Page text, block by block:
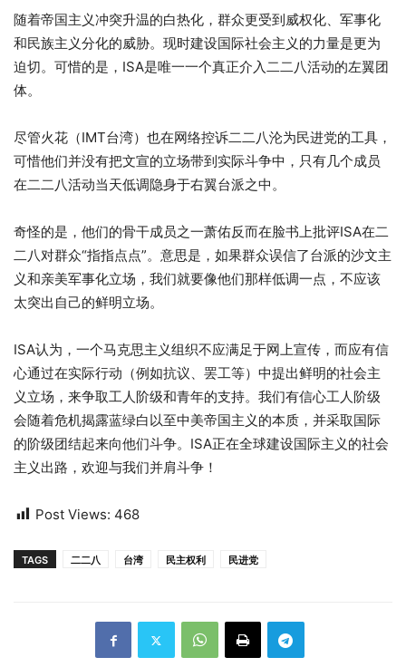
随着帝国主义冲突升温的白热化，群众更受到威权化、军事化
和民族主义分化的威胁。现时建设国际社会主义的力量是更为
迫切。可惜的是，ISA是唯一一个真正介入二二八活动的左翼团
体。
尽管火花（IMT台湾）也在网络控诉二二八沦为民进党的工具，
可惜他们并没有把文宣的立场带到实际斗争中，只有几个成员
在二二八活动当天低调隐身于右翼台派之中。
奇怪的是，他们的骨干成员之一萧佑反而在脸书上批评ISA在二
二八对群众“指指点点”。意思是，如果群众误信了台派的沙文主
义和亲美军事化立场，我们就要像他们那样低调一点，不应该
太突出自己的鲜明立场。
ISA认为，一个马克思主义组织不应满足于网上宣传，而应有信
心通过在实际行动（例如抗议、罢工等）中提出鲜明的社会主
义立场，来争取工人阶级和青年的支持。我们有信心工人阶级
会随着危机揭露蓝绿白以至中美帝国主义的本质，并采取国际
的阶级团结起来向他们斗争。ISA正在全球建设国际主义的社会
主义出路，欢迎与我们并肩斗争！
Post Views: 468
TAGS 二二八 台​​湾 民主权利 民进党